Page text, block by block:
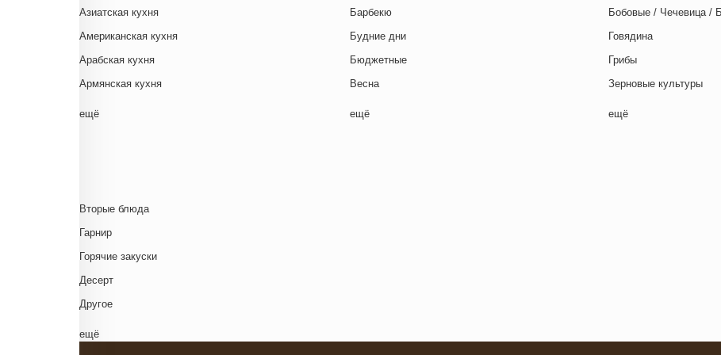
Азиатская кухня
Американская кухня
Арабская кухня
Армянская кухня
Белорусская
Венгерская кухня
Греческая кухня
Грузинская кухня
Еврейская кухня
Европейская кухня
Испанская кухня
ещё
Барбекю
Будние дни
Бюджетные
Весна
Выходные дни
Закуски
ещё
Бобовые / Чечевица /
Говядина
Грибы
Зерновые культуры
Картофель
Свинина
ещё
Вторые блюда
Гарнир
Горячие закуски
Десерт
Другое
Комплексный обед
ещё